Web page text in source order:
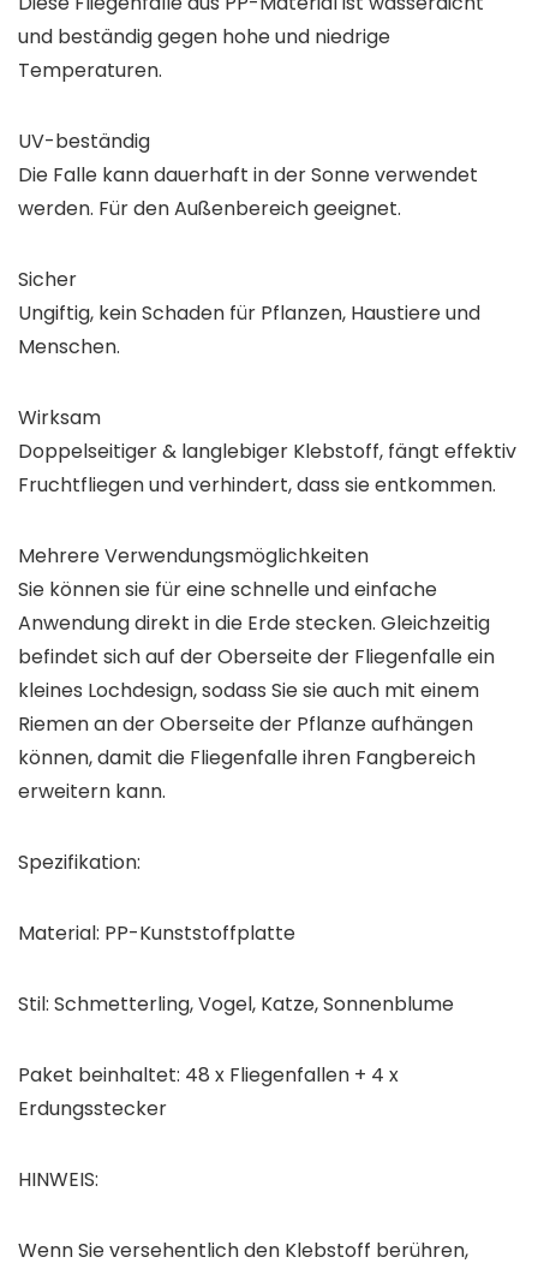
und beständig gegen hohe und niedrige
Temperaturen.
UV-beständig
Die Falle kann dauerhaft in der Sonne verwendet
werden. Für den Außenbereich geeignet.
Sicher
Ungiftig, kein Schaden für Pflanzen, Haustiere und
Menschen.
Wirksam
Doppelseitiger & langlebiger Klebstoff, fängt effektiv
Fruchtfliegen und verhindert, dass sie entkommen.
Mehrere Verwendungsmöglichkeiten
Sie können sie für eine schnelle und einfache
Anwendung direkt in die Erde stecken. Gleichzeitig
befindet sich auf der Oberseite der Fliegenfalle ein
kleines Lochdesign, sodass Sie sie auch mit einem
Riemen an der Oberseite der Pflanze aufhängen
können, damit die Fliegenfalle ihren Fangbereich
erweitern kann.
Spezifikation:
Material: PP-Kunststoffplatte
Stil: Schmetterling, Vogel, Katze, Sonnenblume
Paket beinhaltet: 48 x Fliegenfallen + 4 x
Erdungsstecker
HINWEIS:
Wenn Sie versehentlich den Klebstoff berühren,